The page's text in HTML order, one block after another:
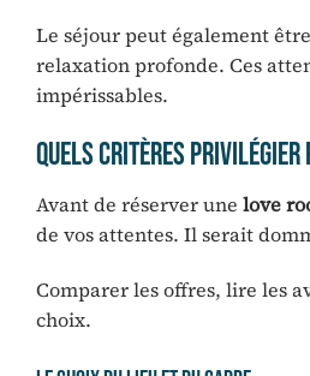
Le séjour peut également
relaxation profonde. Ces
impérissables.
Quels critères privilégier
Avant de réserver une love
de vos attentes. Il serait
Comparer les offres, lire les
choix.